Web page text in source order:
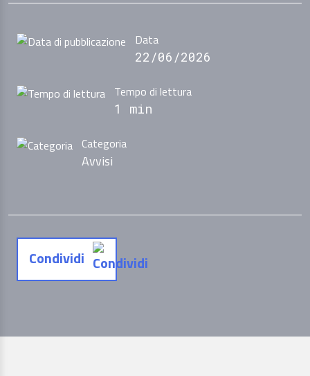
Data
22/06/2026
Tempo di lettura
1 min
Categoria
Avvisi
Condividi